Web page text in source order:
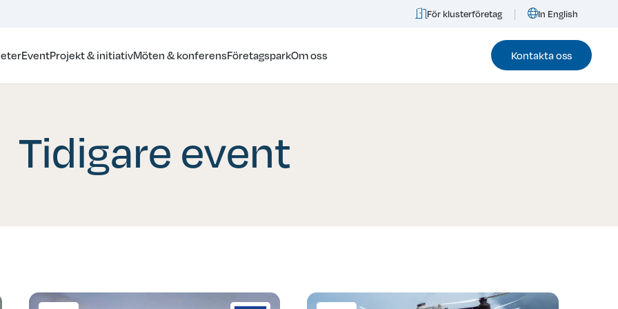
För klusterföretag In English
EventProjekt & initiativMöten & konferensFöretagsparkOm oss Kontakta oss
Tidigare event